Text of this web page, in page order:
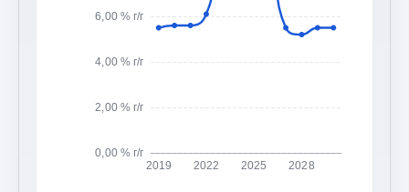
0,00 % г/г
2,00 % г/г
4,00 % г/г
6,00 % г/г
2019 2022 2025 2028